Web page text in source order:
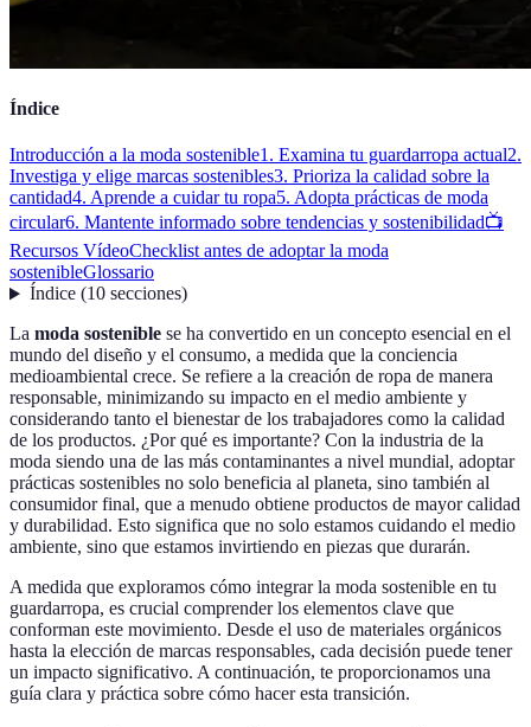
Índice
Introducción a la moda sostenible1. Examina tu guardarropa actual2.
Investiga y elige marcas sostenibles3. Prioriza la calidad sobre la
cantidad4. Aprende a cuidar tu ropa5. Adopta prácticas de moda
circular6. Mantente informado sobre tendencias y sostenibilidad📺
Recursos VídeoChecklist antes de adoptar la moda
sostenibleGlossario
Índice(10 secciones)
La moda sostenible se ha convertido en un concepto esencial en el
mundo del diseño y el consumo, a medida que la conciencia
medioambiental crece. Se refiere a la creación de ropa de manera
responsable, minimizando su impacto en el medio ambiente y
considerando tanto el bienestar de los trabajadores como la calidad
de los productos. ¿Por qué es importante? Con la industria de la
moda siendo una de las más contaminantes a nivel mundial, adoptar
prácticas sostenibles no solo beneficia al planeta, sino también al
consumidor final, que a menudo obtiene productos de mayor calidad
y durabilidad. Esto significa que no solo estamos cuidando el medio
ambiente, sino que estamos invirtiendo en piezas que durarán.
A medida que exploramos cómo integrar la moda sostenible en tu
guardarropa, es crucial comprender los elementos clave que
conforman este movimiento. Desde el uso de materiales orgánicos
hasta la elección de marcas responsables, cada decisión puede tener
un impacto significativo. A continuación, te proporcionamos una
guía clara y práctica sobre cómo hacer esta transición.